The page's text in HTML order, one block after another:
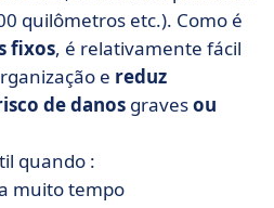
quilômetros etc.). Como é
fixos, é relativamente fácil
e reduz
de danos gravesou
quando :
muito tempo